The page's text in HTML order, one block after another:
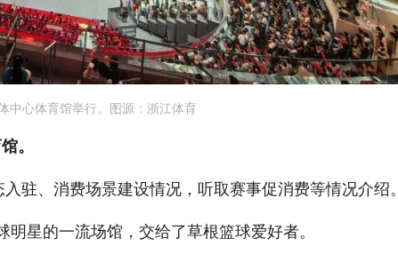
中心体育馆举行。图源：浙江体育
。
驻、消费场景建设情况，听取赛事促消费等情况介绍。
明星的一流场馆，交给了草根篮球爱好者。